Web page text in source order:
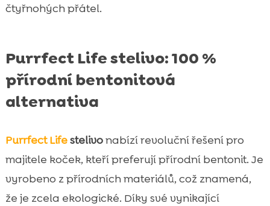
čtyřnohých přátel.
Purrfect Life stelivo: 100 %
přírodní bentonitová
alternativa
Purrfect Lifestelivonabízí revoluční řešení pro
majitele koček, kteří preferují přírodní bentonit. Je
vyrobeno z přírodních materiálů, což znamená,
že je zcela ekologické. Díky své vynikající